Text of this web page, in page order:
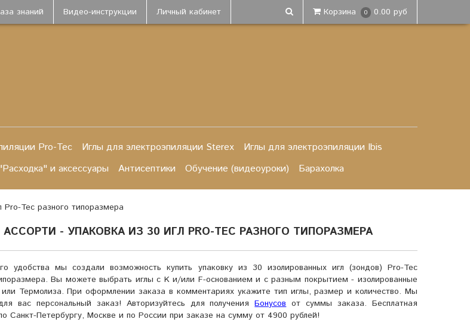
знаний Видео-инструкции Личный кабинет Корзина 0 0.00 руб
Pro-Tec Иглы для электроэпиляции Sterex
Иглы для электроэпиляции Ibis
и аксессуары Антисептики Обучение (видеоуроки) Барахолка
Pro-Tec разного типоразмера
АССОРТИ - УПАКОВКА ИЗ 30 ИГЛ PRO-TEC РАЗНОГО ТИПОРАЗМЕРА
удобства мы создали возможность купить упаковку из 30 изолированных игл (зондов) Pro-Tec
Вы можете выбрать иглы с K и/или F-основанием и с разным покрытием - изолированные
Термолиза. При оформлении заказа в комментариях укажите тип иглы, размер и количество. Мы
вас персональный заказ! Авторизуйтесь для полученияБонусовот суммы заказа. Бесплатная
Санкт-Петербургу, Москве и по России при заказе на сумму от 4900 рублей!